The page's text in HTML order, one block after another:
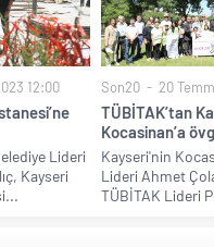
12:00
Lideri
Kayseri
Son20 20
TÜBİTAK’tan
Kocasinan’a
Kayseri'nin
Lideri Ahmet
TÜBİTAK Lideri